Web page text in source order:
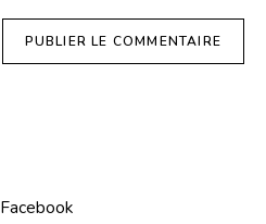
Facebook